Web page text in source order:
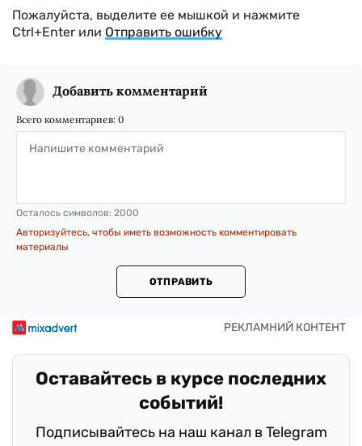
Пожалуйста, выделите ее мышкой и нажмите
Ctrl+Enter или Отправить ошибку
Добавить комментарий
Всего комментариев: 0
Осталось символов: 2000
Авторизуйтесь, чтобы иметь возможность комментировать
материалы
ОТПРАВИТЬ
Оставайтесь в курсе последних
событий!
Подписывайтесь на наш канал в Telegram